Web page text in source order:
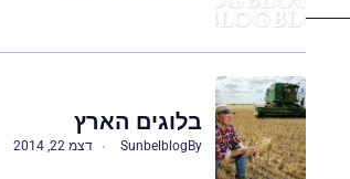
בלוגים הארץ
By
Sunbelblog דצמ 22, 2014